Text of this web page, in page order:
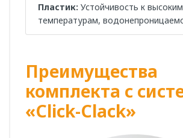
Пластик: Устойчивость к высоким
температурам,
Преимущества
комплекта с
«Click-Clack»